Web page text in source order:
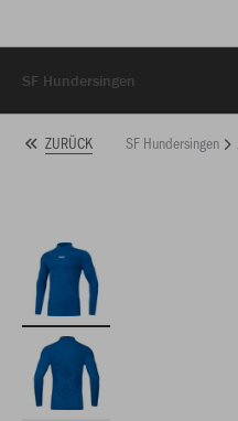
SF Hundersingen
ZURÜCK SF Hundersingen